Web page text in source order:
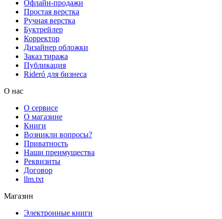
Офлайн-продажи
Простая верстка
Ручная верстка
Буктрейлер
Корректор
Дизайнер обложки
Заказ тиража
Публикация
Rideró для бизнеса
О нас
О сервисе
О магазине
Книги
Возникли вопросы?
Приватность
Наши преимущества
Реквизиты
Договор
llm.txt
Магазин
Электронные книги